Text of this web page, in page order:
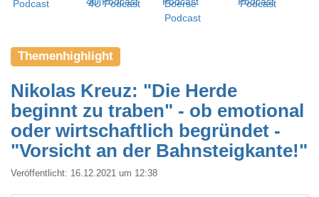
Themenhighlight
Nikolas Kreuz: "Die Herde
beginnt zu traben" - ob emotional
oder wirtschaftlich begründet -
"Vorsicht an der Bahnsteigkante!"
Veröffentlicht: 16.12.2021 um 12:38